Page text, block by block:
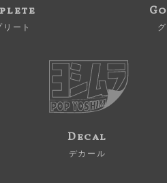
リート
Decal
デカール